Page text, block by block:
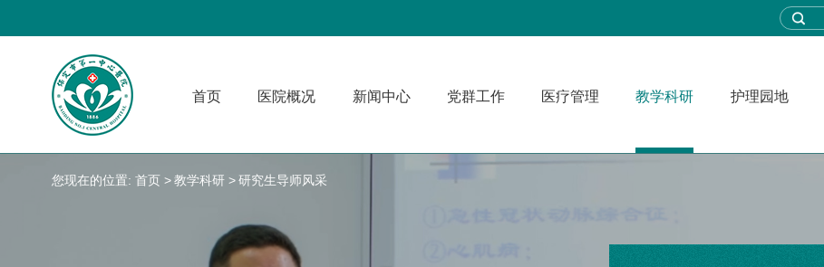
首页 医院概况 新闻中心 党群工作 医疗管理 教学科研 护理园地
您现在的位置: 首页 教学科研 研究生导师风采